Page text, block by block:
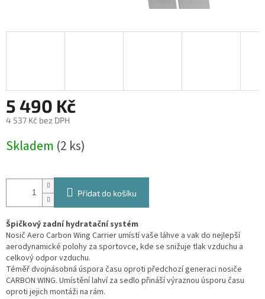
5 490 Kč
4 537 Kč bez DPH
cena:
Skladem (2 ks)
Přidat do košíku
Špičkový zadní hydratační systém
Nosič Aero Carbon Wing Carrier umístí vaše láhve a vak do nejlepší
aerodynamické polohy za sportovce, kde se snižuje tlak vzduchu a
celkový odpor vzduchu.
Téměř dvojnásobná úspora času oproti předchozí generaci nosiče
CARBON WING. Umístění lahví za sedlo přináší výraznou úsporu času
oproti jejich montáži na rám.